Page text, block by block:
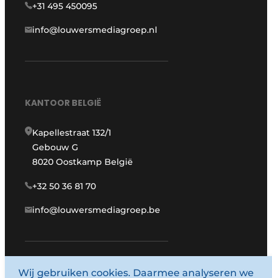
+31 495 450095
info@louwersmediagroep.nl
KANTOOR BELGIË
Kapellestraat 132/1
Gebouw G
8020 Oostkamp België
+32 50 36 81 70
info@louwersmediagroep.be
www.louwersmediagroep.com
Wij gebruiken cookies. Daarmee analyseren we